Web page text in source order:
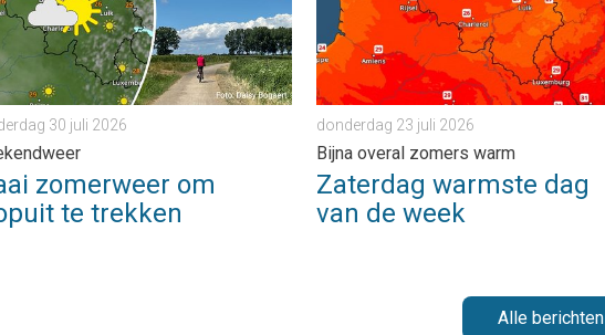
30 juli 2026
zomerweer om
te trekken
donderdag 23 juli 2026
Bijna overal zomers warm
Zaterdag warmste dag
van de week
Alle berichten